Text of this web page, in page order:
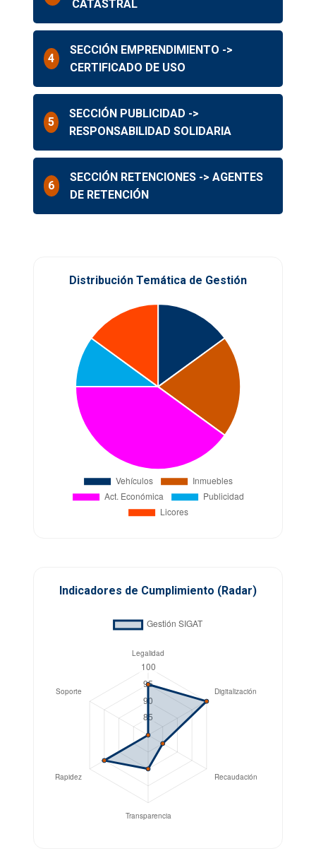
CATASTRAL
4
SECCIÓN EMPRENDIMIENTO ->
CERTIFICADO DE USO
5
SECCIÓN PUBLICIDAD ->
RESPONSABILIDAD SOLIDARIA
6
SECCIÓN RETENCIONES -> AGENTES
DE RETENCIÓN
Distribución Temática de Gestión
Indicadores de Cumplimiento (Radar)